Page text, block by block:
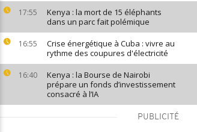
17:55
Kenya : la mort de 15 éléphants
dans un parc fait polémique
16:55
Crise énergétique à Cuba : vivre au
rythme des coupures d'électricité
16:40
Kenya : la Bourse de Nairobi
prépare un fonds d’investissement
consacré à l’IA
PUBLICITÉ